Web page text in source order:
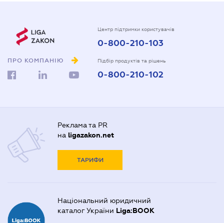
ПРО КОМПАНІЮ
Центр підтримки користувачів
0-800-210-103
Підбір продуктів та рішень
0-800-210-102
Реклама та PR
на ligazakon.net
ТАРИФИ
Національний юридичний
каталог України Liga:BOOK